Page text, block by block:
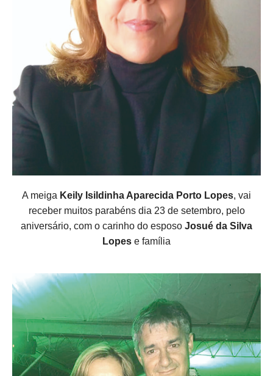
A meiga Keily Isildinha Aparecida Porto Lopes, vai
receber muitos parabéns dia 23 de setembro, pelo
aniversário, com o carinho do esposo Josué da Silva
Lopes e família